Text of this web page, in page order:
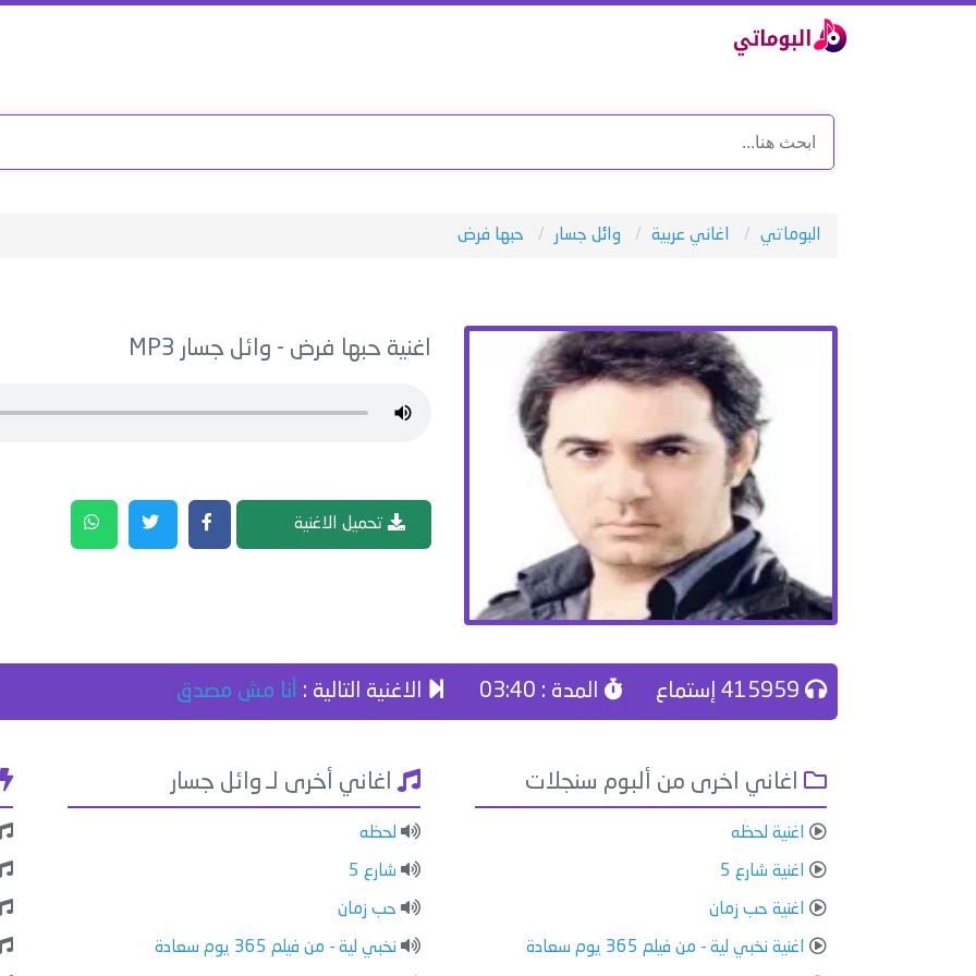
البوماتي اغاني عربية وائل جسار حبها فرض
اغنية حبها فرض - وائل جسار
تحميل الاغنية
المدة : 03:40 الاغنية التالية : أنا مش مصدق
اغاني اخرى من ألبوم سنجلات
اغنية لحظه
اغنية شارع 5
اغنية حب زمان
اغنية نخبي لية - من فيلم 365 يوم سعادة
اغاني أخرى لـ وائل جسار
لحظه
شارع 5
حب زمان
نخبي لية - من فيلم 365 يوم سعادة